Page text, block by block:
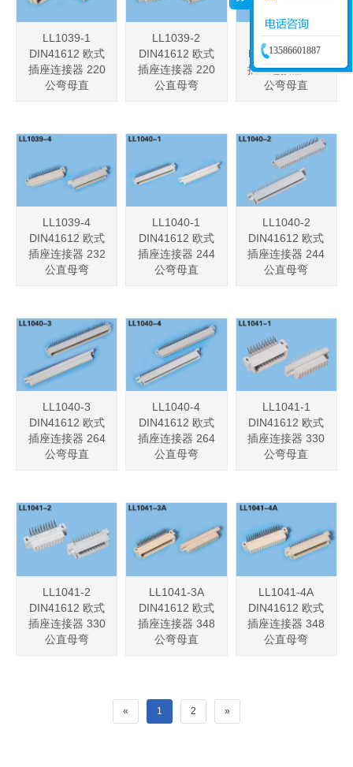
LL1039-1
DIN41612 欧式
插座连接器 220
公弯母直
LL1039-2
DIN41612 欧式
插座连接器 220
公直母弯
LL1039-3
DIN41612 欧式
插座连接器 232
公弯母直
LL1039-4
DIN41612 欧式
插座连接器 232
公直母弯
LL1040-1
DIN41612 欧式
插座连接器 244
公弯母直
LL1040-2
DIN41612 欧式
插座连接器 244
公直母弯
LL1040-3
DIN41612 欧式
插座连接器 264
公弯母直
LL1040-4
DIN41612 欧式
插座连接器 264
公直母弯
LL1041-1
DIN41612 欧式
插座连接器 330
公弯母直
LL1041-2
DIN41612 欧式
插座连接器 330
公直母弯
LL1041-3A
DIN41612 欧式
插座连接器 348
公弯母直
LL1041-4A
DIN41612 欧式
插座连接器 348
公直母弯
« 1 2 »
13586601887